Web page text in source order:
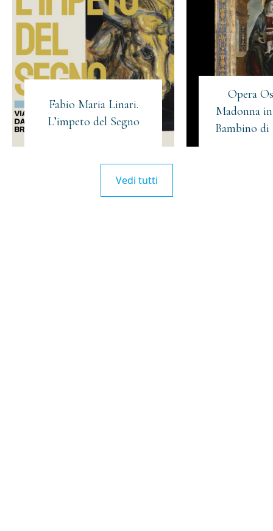
Vedi tutti
Fabio Maria Linari.
L’impeto del Segno
Opera
Madonna
Bambino di